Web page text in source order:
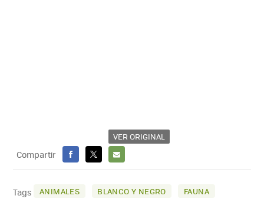
VER ORIGINAL
Compartir
FACEBOOK
X
E-
MAIL
Tags ANIMALES BLANCO Y NEGRO
FAUNA